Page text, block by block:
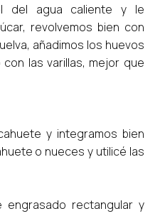
del agua caliente y le
revolvemos bien con
añadimos los huevos
las varillas, mejor que
y integramos bien
o nueces y utilicé las
engrasado rectangular y